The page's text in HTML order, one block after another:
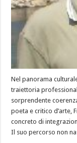
Nel panorama
traiettoria
sorprendente
poeta e critico d’arte,
concreto di
Il suo percorso non